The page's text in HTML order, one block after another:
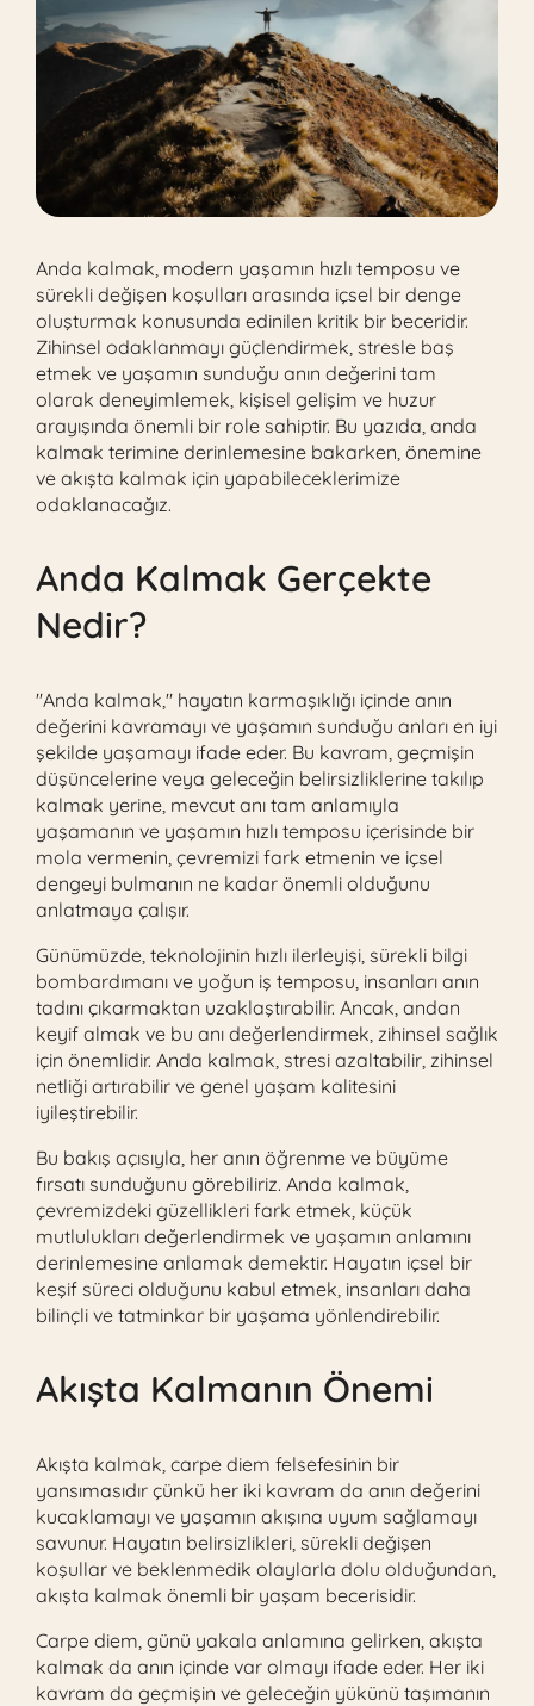
Anda kalmak, modern yaşamın hızlı temposu ve
sürekli değişen koşulları arasında içsel bir denge
oluşturmak konusunda edinilen kritik bir beceridir.
Zihinsel odaklanmayı güçlendirmek, stresle baş
etmek ve yaşamın sunduğu anın değerini tam
olarak deneyimlemek, kişisel gelişim ve huzur
arayışında önemli bir role sahiptir. Bu yazıda, anda
kalmak terimine derinlemesine bakarken, önemine
ve akışta kalmak için yapabileceklerimize
odaklanacağız.
Anda Kalmak Gerçekte
Nedir?
"Anda kalmak," hayatın karmaşıklığı içinde anın
değerini kavramayı ve yaşamın sunduğu anları en iyi
şekilde yaşamayı ifade eder. Bu kavram, geçmişin
düşüncelerine veya geleceğin belirsizliklerine takılıp
kalmak yerine, mevcut anı tam anlamıyla
yaşamanın ve yaşamın hızlı temposu içerisinde bir
mola vermenin, çevremizi fark etmenin ve içsel
dengeyi bulmanın ne kadar önemli olduğunu
anlatmaya çalışır.
Günümüzde, teknolojinin hızlı ilerleyişi, sürekli bilgi
bombardımanı ve yoğun iş temposu, insanları anın
tadını çıkarmaktan uzaklaştırabilir. Ancak, andan
keyif almak ve bu anı değerlendirmek, zihinsel sağlık
için önemlidir. Anda kalmak, stresi azaltabilir, zihinsel
netliği artırabilir ve genel yaşam kalitesini
iyileştirebilir.
Bu bakış açısıyla, her anın öğrenme ve büyüme
fırsatı sunduğunu görebiliriz. Anda kalmak,
çevremizdeki güzellikleri fark etmek, küçük
mutlulukları değerlendirmek ve yaşamın anlamını
derinlemesine anlamak demektir. Hayatın içsel bir
keşif süreci olduğunu kabul etmek, insanları daha
bilinçli ve tatminkar bir yaşama yönlendirebilir.
Akışta Kalmanın Önemi
Akışta kalmak, carpe diem felsefesinin bir
yansımasıdır çünkü her iki kavram da anın değerini
kucaklamayı ve yaşamın akışına uyum sağlamayı
savunur. Hayatın belirsizlikleri, sürekli değişen
koşullar ve beklenmedik olaylarla dolu olduğundan,
akışta kalmak önemli bir yaşam becerisidir.
Carpe diem, günü yakala anlamına gelirken, akışta
kalmak da anın içinde var olmayı ifade eder. Her iki
kavram da geçmişin ve geleceğin yükünü taşımanın